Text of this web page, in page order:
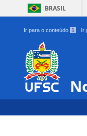
BRASIL
Ir para o conteúdo 1 Ir